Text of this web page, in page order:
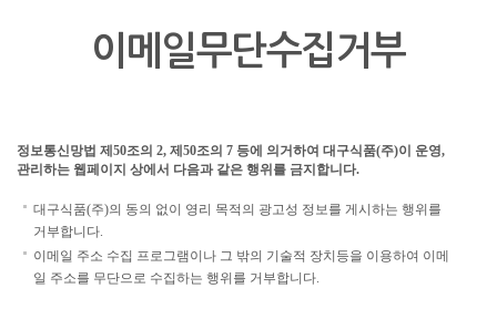
이메일무단수집거부
정보통신망법 제50조의 2, 제50조의 7 등에 의거하여 대구식품(주)이 운영,
관리하는 웹페이지 상에서 다음과 같은 행위를 금지합니다.
대구식품(주)의 동의 없이 영리 목적의 광고성 정보를 게시하는 행위를
거부합니다.
이메일 주소 수집 프로그램이나 그 밖의 기술적 장치등을 이용하여 이메
일 주소를 무단으로 수집하는 행위를 거부합니다.